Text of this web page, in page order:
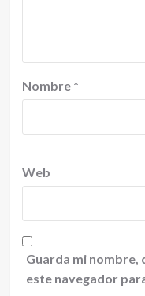
Nombre *
Web
Guarda mi nombre,
este navegador